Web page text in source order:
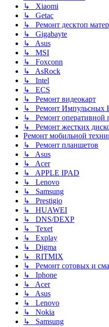
↳ Xiaomi
↳ Getac
↳ Ремонт десктоп
↳ Gigabayte
↳ Asus
↳ MSI
↳ Foxconn
↳ AsRock
↳ Intel
↳ ECS
↳ Ремонт видеокарт
↳ Ремонт Импульсных
↳ Ремонт оперативной
↳ Ремонт жестких
Ремонт мобильной
↳ Ремонт планшетов
↳ Asus
↳ Acer
↳ APPLE IPAD
↳ Lenovo
↳ Samsung
↳ Prestigio
↳ HUAWEI
↳ DNS/DEXP
↳ Texet
↳ Explay
↳ Digma
↳ RITMIX
↳ Ремонт сотовых и
↳ Iphone
↳ Acer
↳ Asus
↳ Lenovo
↳ Nokia
↳ Samsung